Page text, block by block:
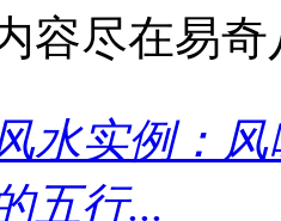
容尽在易
水实例：
五行...